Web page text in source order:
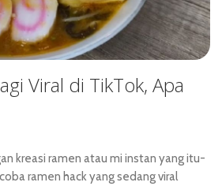
Viral di TikTok, Apa
kreasi ramen atau mi instan yang itu-
ramen hack yang sedang viral